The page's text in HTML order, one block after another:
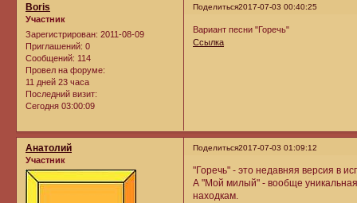
Поделиться2017-07-03 00:40:25
Boris
Участник
Зарегистрирован: 2011-08-09
Приглашений: 0
Сообщений: 114
Провел на форуме:
11 дней 23 часа
Последний визит:
Сегодня 03:00:09
Вариант песни "Горечь"
Ссылка
Поделиться2017-07-03 01:09:12
Анатолий
Участник
"Горечь" - это недавняя версия в
А "Мой милый" - вообще
находкам.